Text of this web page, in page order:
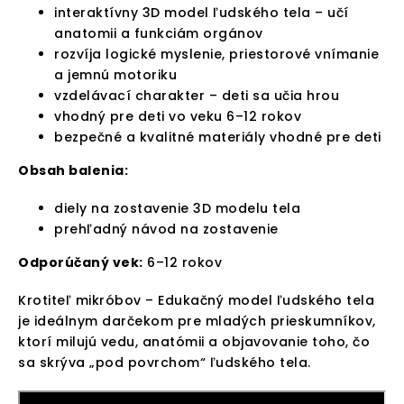
interaktívny 3D model ľudského tela – učí
anatomii a funkciám orgánov
rozvíja logické myslenie, priestorové vnímanie
a jemnú motoriku
vzdelávací charakter – deti sa učia hrou
vhodný pre deti vo veku 6–12 rokov
bezpečné a kvalitné materiály vhodné pre deti
Obsah balenia:
diely na zostavenie 3D modelu tela
prehľadný návod na zostavenie
Odporúčaný vek: 6–12 rokov
Krotiteľ mikróbov – Edukačný model ľudského tela
je ideálnym darčekom pre mladých prieskumníkov,
ktorí milujú vedu, anatómii a objavovanie toho, čo
sa skrýva „pod povrchom“ ľudského tela.